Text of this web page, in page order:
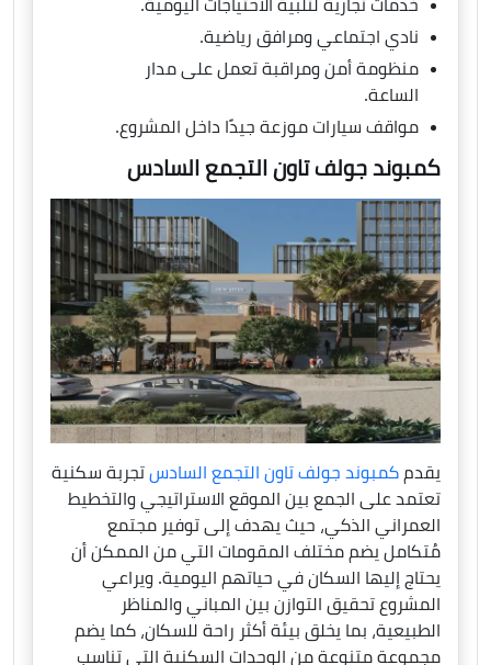
خدمات تجارية لتلبية الاحتياجات اليومية.
نادي اجتماعي ومرافق رياضية.
منظومة أمن ومراقبة تعمل على مدار
الساعة.
مواقف سيارات موزعة جيدًا داخل المشروع.
كمبوند جولف تاون التجمع السادس
يقدم كمبوند جولف تاون التجمع السادس تجربة سكنية
تعتمد على الجمع بين الموقع الاستراتيجي والتخطيط
العمراني الذكي، حيث يهدف إلى توفير مجتمع
مُتكامل يضم مختلف المقومات التي من الممكن أن
يحتاج إليها السكان في حياتهم اليومية. ويراعي
المشروع تحقيق التوازن بين المباني والمناظر
الطبيعية، بما يخلق بيئة أكثر راحة للسكان، كما يضم
مجموعة متنوعة من الوحدات السكنية التي تناسب